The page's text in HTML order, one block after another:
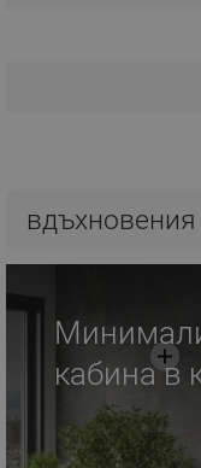
вдъхновения
кабина в